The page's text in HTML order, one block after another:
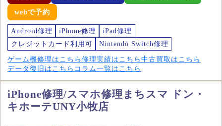
webで予約
Android修理 iPhone修理
iPad修理
クレジットカード利用可
Nintendo Switch修理
ゲーム機修理はこちら 修理実績はこちら 中古買取はこちら
データ復旧はこちら コラム一覧はこちら
iPhone修理/スマホ修理まちスマ ドン・
キホーテUNY小牧店